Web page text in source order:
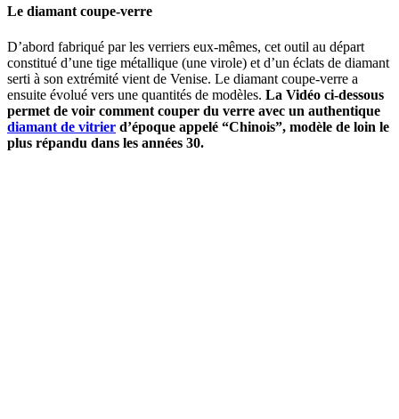
Le diamant coupe-verre
D’abord fabriqué par les verriers eux-mêmes, cet outil au départ
constitué d’une tige métallique (une virole) et d’un éclats de diamant
serti à son extrémité vient de Venise. Le diamant coupe-verre a
ensuite évolué vers une quantités de modèles. La Vidéo ci-dessous
permet de voir comment couper du verre avec un authentique
diamant de vitrier d’époque appelé “Chinois”, modèle de loin le
plus répandu dans les années 30.